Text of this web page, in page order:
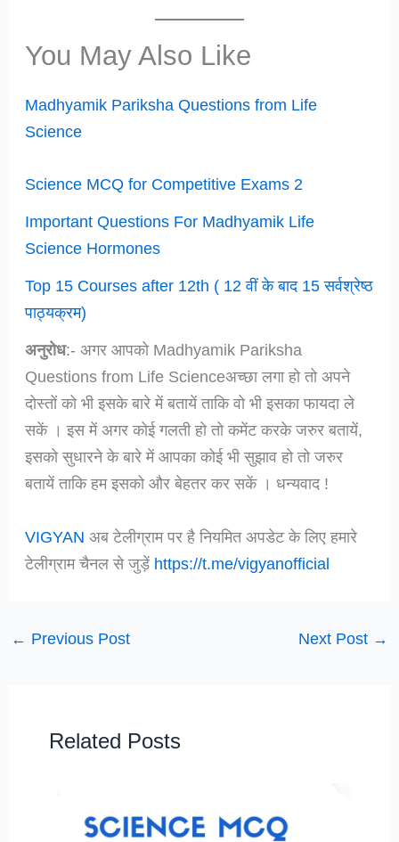
You May Also Like
Madhyamik Pariksha Questions from Life
Science
Science MCQ for Competitive Exams 2
Important Questions For Madhyamik Life
Science Hormones
Top 15 Courses after 12th ( 12 वीं के बाद 15 सर्वश्रेष्ठ
पाठ्यक्रम)
अनुरोध:- अगर आपको Madhyamik Pariksha
Questions from Life Scienceअच्छा लगा हो तो अपने
दोस्तों को भी इसके बारे में बतायें ताकि वो भी इसका फायदा ले
सकें । इस में अगर कोई गलती हो तो कमेंट करके जरुर बतायें,
इसको सुधारने के बारे में आपका कोई भी सुझाव हो तो जरुर
बतायें ताकि हम इसको और बेहतर कर सकें । धन्यवाद !
VIGYAN अब टेलीग्राम पर है नियमित अपडेट के लिए हमारे
टेलीग्राम चैनल से जुड़ें https://t.me/vigyanofficial
← Previous Post Next Post →
Related Posts